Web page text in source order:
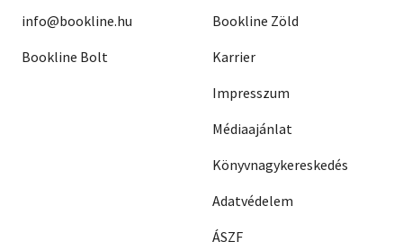
info@bookline.hu
Bookline Bolt
Bookline Zöld
Karrier
Impresszum
Médiaajánlat
Könyvnagykereskedés
Adatvédelem
ÁSZF